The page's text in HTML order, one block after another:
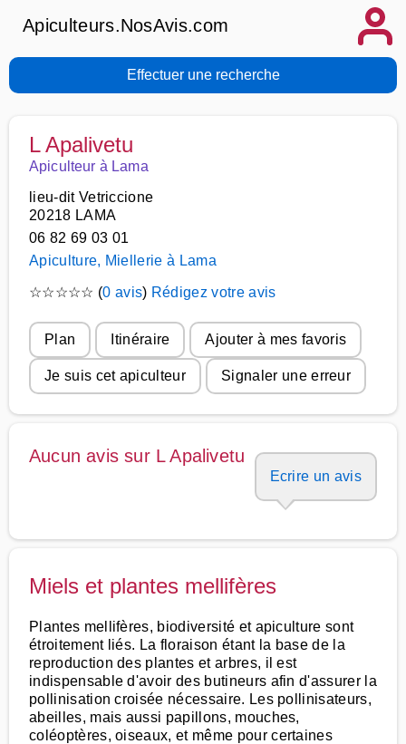
Apiculteurs.NosAvis.com
Effectuer une recherche
L Apalivetu
Apiculteur à Lama
lieu-dit Vetriccione
20218 LAMA
06 82 69 03 01
Apiculture, Miellerie à Lama
☆☆☆☆☆ (0 avis) Rédigez votre avis
Plan Itinéraire Ajouter à mes favoris
Je suis cet apiculteur Signaler une erreur
Aucun avis sur L Apalivetu
Ecrire un avis
Miels et plantes mellifères
Plantes mellifères, biodiversité et apiculture sont
étroitement liés. La floraison étant la base de la
reproduction des plantes et arbres, il est
indispensable d'avoir des butineurs afin d'assurer la
pollinisation croisée nécessaire. Les pollinisateurs,
abeilles, mais aussi papillons, mouches,
coléoptères, oiseaux, et même pour certaines